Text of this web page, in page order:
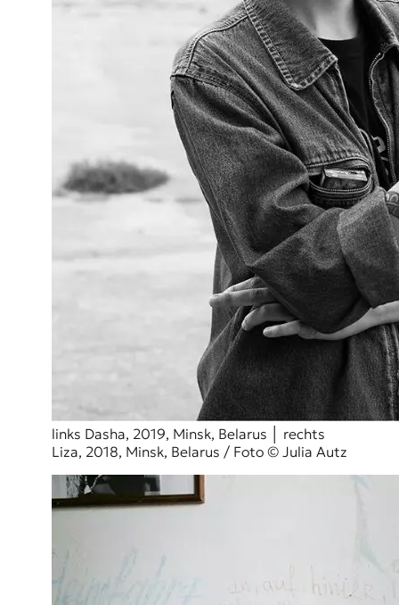
links Dasha, 2019, Minsk, Belarus │ rechts
Liza, 2018, Minsk, Belarus / Foto © Julia Autz